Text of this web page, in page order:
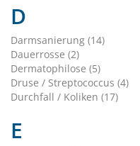
D
Darmsanierung (14)
Dauerrosse (2)
Dermatophilose (5)
Druse / Streptococcus (4)
Durchfall / Koliken (17)
E